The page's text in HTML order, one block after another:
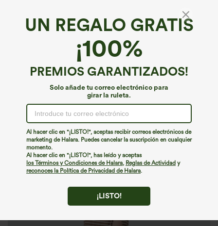
UN REGALO GRATIS
¡100%
PREMIOS GARANTIZADOS!
Solo añade tu correo electrónico para
girar la ruleta.
Al hacer clic en "¡LISTO!", aceptas recibir correos electrónicos de
marketing de Halara. Puedes cancelar la suscripción en cualquier
momento.
Al hacer clic en "¡LISTO!", has leído y aceptas
los Términos y Condiciones de Halara, Reglas de Actividad y
reconoces la Política de Privacidad de Halara.
¡LISTO!
Vestido maxi casual de punto acanalado, de
un solo hombro y sin mangas, a rayas, con